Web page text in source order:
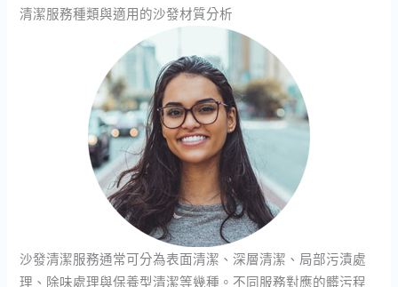
清潔服務種類與適用的沙發材質分析
沙發清潔服務通常可分為表面清潔、深層清潔、局部污漬處
理、除味處理與保養型清潔等幾種。不同服務對應的髒污程